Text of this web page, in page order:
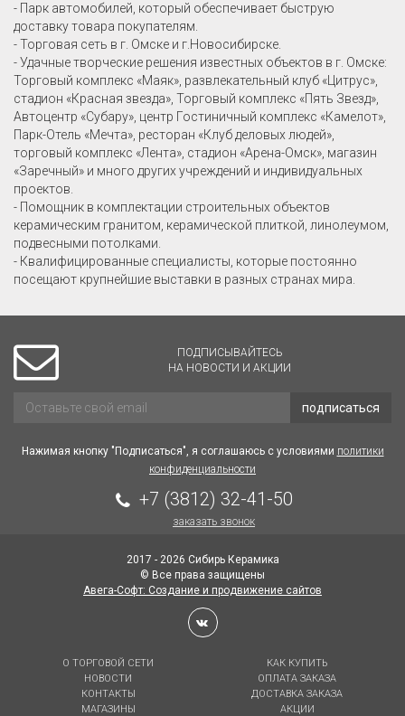
- Парк автомобилей, который обеспечивает быструю
доставку товара покупателям.
- Торговая сеть в г. Омске и г.Новосибирске.
- Удачные творческие решения известных объектов в г. Омске:
Торговый комплекс «Маяк», развлекательный клуб «Цитрус»,
стадион «Красная звезда», Торговый комплекс «Пять Звезд»,
Автоцентр «Субару», центр Гостиничный комплекс «Камелот»,
Парк-Отель «Мечта», ресторан «Клуб деловых людей»,
торговый комплекс «Лента», стадион «Арена-Омск», магазин
«Заречный» и много других учреждений и индивидуальных
проектов.
- Помощник в комплектации строительных объектов
керамическим гранитом, керамической плиткой, линолеумом,
подвесными потолками.
- Квалифицированные специалисты, которые постоянно
посещают крупнейшие выставки в разных странах мира.
ПОДПИСЫВАЙТЕСЬ
НА НОВОСТИ И АКЦИИ
подписаться
Нажимая кнопку "Подписаться", я соглашаюсь с условиями политики
конфиденциальности
+7 (3812) 32-41-50
заказать звонок
2017 - 2026 Сибирь Керамика
© Все права защищены
Авега-Софт: Создание и продвижение сайтов
О ТОРГОВОЙ СЕТИ
НОВОСТИ
КОНТАКТЫ
МАГАЗИНЫ
КАК КУПИТЬ
ОПЛАТА ЗАКАЗА
ДОСТАВКА ЗАКАЗА
АКЦИИ